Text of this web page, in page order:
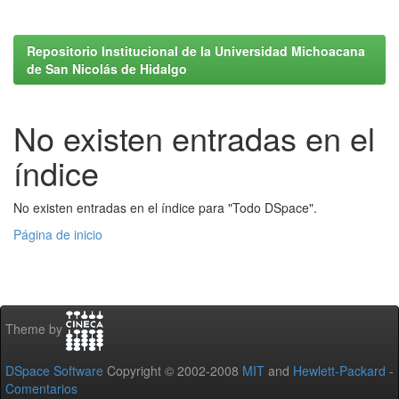
Repositorio Institucional de la Universidad Michoacana
de San Nicolás de Hidalgo
No existen entradas en el
índice
No existen entradas en el índice para "Todo DSpace".
Página de inicio
Theme by
DSpace Software Copyright © 2002-2008 MIT and Hewlett-Packard -
Comentarios